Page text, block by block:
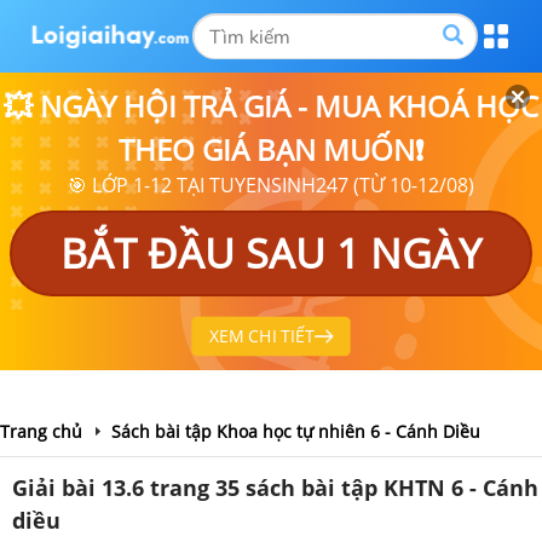
💥 NGÀY HỘI TRẢ GIÁ - MUA KHOÁ HỌC
THEO GIÁ BẠN MUỐN❗
🎯 LỚP 1-12 TẠI TUYENSINH247 (TỪ 10-12/08)
BẮT ĐẦU SAU 1 NGÀY
XEM CHI TIẾT
Trang chủ Sách bài tập Khoa học tự nhiên 6 - Cánh Diều
Giải bài 13.6 trang 35 sách bài tập KHTN 6 - Cánh
diều